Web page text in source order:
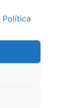
Política